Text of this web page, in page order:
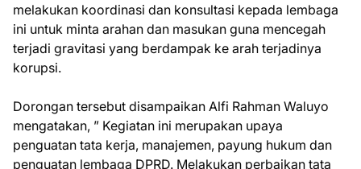
melakukan koordinasi dan konsultasi kepada lembaga
ini untuk minta arahan dan masukan guna mencegah
terjadi gravitasi yang berdampak ke arah terjadinya
korupsi.
Dorongan tersebut disampaikan Alfi Rahman Waluyo
mengatakan, ” Kegiatan ini merupakan upaya
penguatan tata kerja, manajemen, payung hukum dan
penguatan lembaga DPRD. Melakukan perbaikan tata